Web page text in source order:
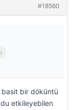
#18560
basit bir döküntü
etkileyebilen